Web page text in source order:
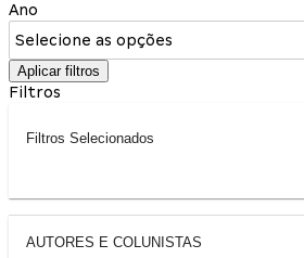
Ano
Selecione as opções
Aplicar filtros
Filtros
Filtros Selecionados
AUTORES E COLUNISTAS